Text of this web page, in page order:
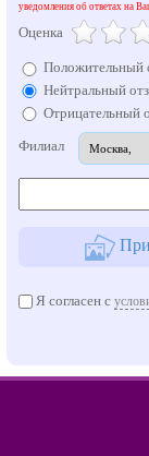
уведомления об ответах на
Оценка
Положительный
Нейтральный
Отрицательный
Филиал
Я согласен с